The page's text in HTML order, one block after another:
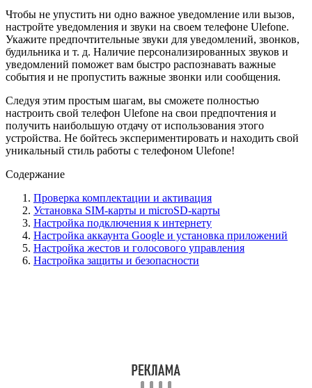
Чтобы не упустить ни одно важное уведомление или вызов,
настройте уведомления и звуки на своем телефоне Ulefone.
Укажите предпочтительные звуки для уведомлений, звонков,
будильника и т. д. Наличие персонализированных звуков и
уведомлений поможет вам быстро распознавать важные
события и не пропустить важные звонки или сообщения.
Следуя этим простым шагам, вы сможете полностью
настроить свой телефон Ulefone на свои предпочтения и
получить наибольшую отдачу от использования этого
устройства. Не бойтесь экспериментировать и находить свой
уникальный стиль работы с телефоном Ulefone!
Содержание
Проверка комплектации и активация
Установка SIM-карты и microSD-карты
Настройка подключения к интернету
Настройка аккаунта Google и установка приложений
Настройка жестов и голосового управления
Настройка защиты и безопасности